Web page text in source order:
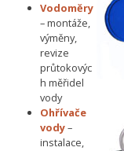
Vodoměry
– montáže,
výměny,
revize
průtokovýc
h měřidel
vody
Ohřívače
vody–
instalace,